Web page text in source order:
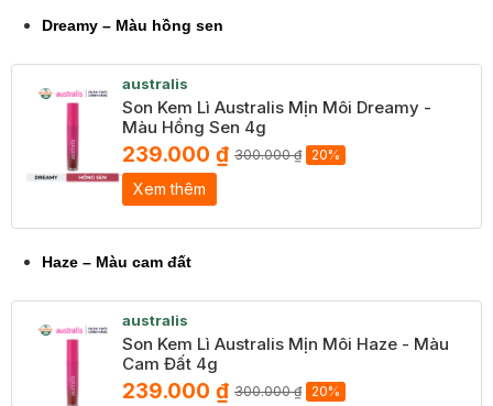
Dreamy – Màu hồng sen
australis
Son Kem Lì Australis Mịn Môi Dreamy -
Màu Hồng Sen 4g
239.000 ₫ 300.000 ₫ 20%
Xem thêm
Haze – Màu cam đất
australis
Son Kem Lì Australis Mịn Môi Haze - Màu
Cam Đất 4g
239.000 ₫ 300.000 ₫ 20%